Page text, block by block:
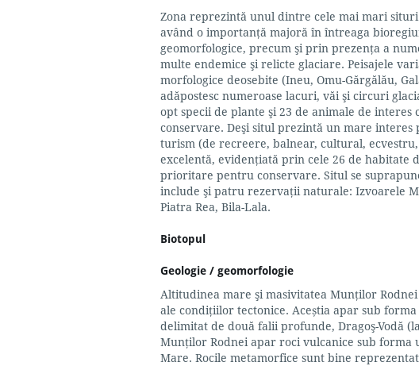
Zona reprezintă unul dintre cele mai mari
având o importanţă majoră în întreaga
geomorfologice, precum şi prin prezența a
multe endemice şi relicte glaciare. Peisajele
morfologice deosebite (Ineu, Omu-Gărgălău,
adăpostesc numeroase lacuri, văi şi circuri
opt specii de plante şi 23 de animale de
conservare. Deşi situl prezintă un mare
turism (de recreere, balnear, cultural,
excelentă, evidenţiată prin cele 26 de habitate
prioritare pentru conservare. Situl se
include şi patru rezervaţii naturale: Izvoarele
Piatra Rea, Bila-Lala.
Biotopul
Geologie / geomorfologie
Altitudinea mare şi masivitatea Munţilor
ale condiţiilor tectonice. Aceștia apar sub
delimitat de două falii profunde, Dragoş-Vodă
Munţilor Rodnei apar roci vulcanice sub forma
Mare. Rocile metamorfice sunt bine